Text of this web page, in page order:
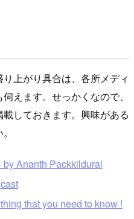
上がり具合は、各所メディ
えます。せっかくなので、
しておきます。興味がある
Ananth Packkildurai
that you need to know !